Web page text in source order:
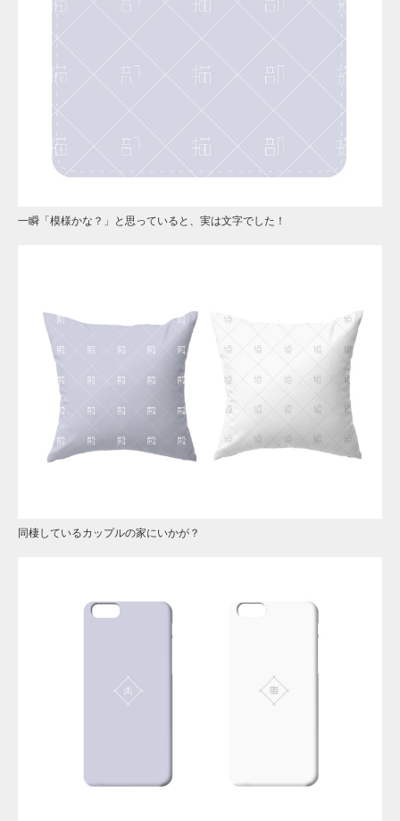
一瞬「模様かな？」と思っていると、実は文字でした！
同棲しているカップルの家にいかが？